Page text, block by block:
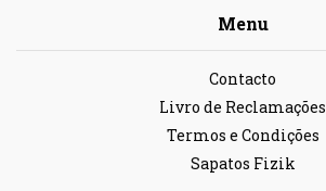
Menu
Contacto
Livro de Reclamações
Termos e Condições
Sapatos Fizik